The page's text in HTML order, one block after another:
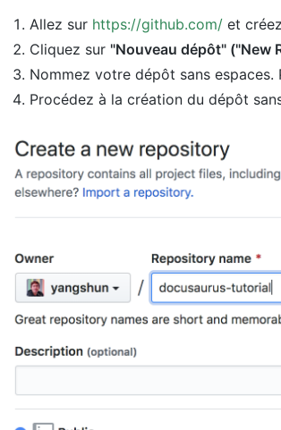
Allez sur https://github.com/ et
Cliquez sur "Nouveau dépôt" ("New
Nommez votre dépôt sans espaces.
Procédez à la création du dépôt